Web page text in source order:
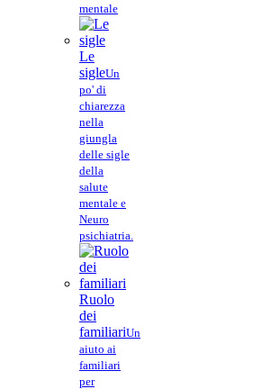
mentale
Le
sigleUn
po' di
chiarezza
nella
giungla
delle sigle
della
salute
mentale e
Neuro
psichiatria.
Ruolo
dei
familiariUn
aiuto ai
familiari
per